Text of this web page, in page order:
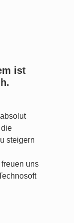
ist
steigern
uns